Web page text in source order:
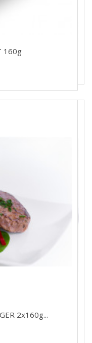
160g
160g
2x160g...
2x160g...